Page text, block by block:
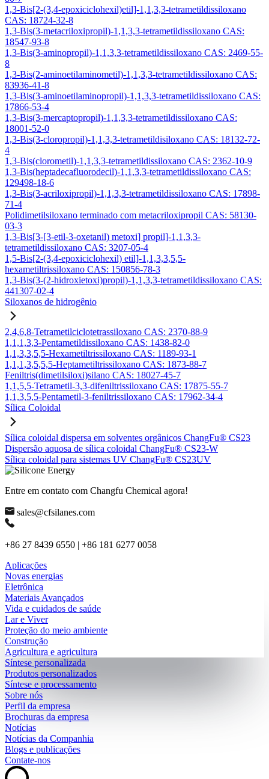
1,3-Bis[2-(3,4-epoxiciclohexil)etil]-1,1,3,3-tetrametildissiloxano
CAS: 18724-32-8
1,3-Bis(3-metacriloxipropil)-1,1,3,3-tetrametildissiloxano CAS:
18547-93-8
1,3-Bis(3-aminopropil)-1,1,3,3-tetrametildissiloxano CAS: 2469-55-
8
1,3-Bis(2-aminoetilaminometil)-1,1,3,3-tetrametildissiloxano CAS:
83936-41-8
1,3-Bis(3-aminoetilaminopropil)-1,1,3,3-tetrametildissiloxano CAS:
17866-53-4
1,3-Bis(3-mercaptopropil)-1,1,3,3-tetrametildissiloxano CAS:
18001-52-0
1,3-Bis(3-cloropropil)-1,1,3,3-tetrametildisiloxano CAS: 18132-72-
4
1,3-Bis(clorometil)-1,1,3,3-tetrametildissiloxano CAS: 2362-10-9
1,3-Bis(heptadecafluorodecil)-1,1,3,3-tetrametildissiloxano CAS:
129498-18-6
1,3-Bis(3-acriloxipropil)-1,1,3,3-tetrametildissiloxano CAS: 17898-
71-4
Polidimetilsiloxano terminado com metacriloxipropil CAS: 58130-
03-3
1,3-Bis[3-[3-etil-3-oxetanil) metoxi] propil]-1,1,3,3-
tetrametildissiloxano CAS: 3207-05-4
1,5-Bis[2-(3,4-epoxiciclohexil) etil]-1,1,3,3,5,5-
hexametiltrissiloxano CAS: 150856-78-3
1,3-Bis(3-(2-hidroxietoxi)propil)-1,1,3,3-tetrametildissiloxano CAS:
441307-02-4
Siloxanos de hidrogênio
2,4,6,8-Tetrametilciclotetrassiloxano CAS: 2370-88-9
1,1,1,3,3-Pentametildissiloxano CAS: 1438-82-0
1,1,3,3,5,5-Hexametiltrissiloxano CAS: 1189-93-1
1,1,1,3,5,5,5-Heptametiltrissiloxano CAS: 1873-88-7
Feniltris(dimetilsiloxi)silano CAS: 18027-45-7
1,1,5,5-Tetrametil-3,3-difeniltrissiloxano CAS: 17875-55-7
1,1,3,5,5-Pentametil-3-feniltrissiloxano CAS: 17962-34-4
Sílica Coloidal
Sílica coloidal dispersa em solventes orgânicos ChangFu® CS23
Dispersão aquosa de sílica coloidal ChangFu® CS23-W
Sílica coloidal para sistemas UV ChangFu® CS23UV
Entre em contato com Changfu Chemical agora!
sales@cfsilanes.com
+86 27 8439 6550 | +86 181 6277 0058
Aplicações
Novas energias
Eletrônica
Materiais Avançados
Vida e cuidados de saúde
Lar e Viver
Proteção do meio ambiente
Construção
Agricultura e agricultura
Síntese personalizada
Produtos personalizados
Síntese e processamento
Sobre nós
Perfil da empresa
Brochuras da empresa
Notícias
Notícias da Companhia
Blogs e publicações
Contate-nos